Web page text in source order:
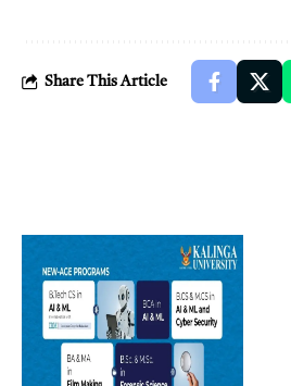
Share This Article